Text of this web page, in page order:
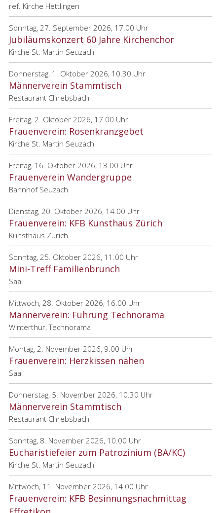
ref. Kirche Hettlingen
Sonntag, 27. September 2026, 17.00 Uhr
Jubiläumskonzert 60 Jahre Kirchenchor
Kirche St. Martin Seuzach
Donnerstag, 1. Oktober 2026, 10.30 Uhr
Männerverein Stammtisch
Restaurant Chrebsbach
Freitag, 2. Oktober 2026, 17.00 Uhr
Frauenverein: Rosenkranzgebet
Kirche St. Martin Seuzach
Freitag, 16. Oktober 2026, 13.00 Uhr
Frauenverein Wandergruppe
Bahnhof Seuzach
Dienstag, 20. Oktober 2026, 14.00 Uhr
Frauenverein: KFB Kunsthaus Zürich
Kunsthaus Zürich
Sonntag, 25. Oktober 2026, 11.00 Uhr
Mini-Treff Familienbrunch
Saal
Mittwoch, 28. Oktober 2026, 16.00 Uhr
Männerverein: Führung Technorama
Winterthur, Technorama
Montag, 2. November 2026, 9.00 Uhr
Frauenverein: Herzkissen nähen
Saal
Donnerstag, 5. November 2026, 10.30 Uhr
Männerverein Stammtisch
Restaurant Chrebsbach
Sonntag, 8. November 2026, 10.00 Uhr
Eucharistiefeier zum Patrozinium (BA/KC)
Kirche St. Martin Seuzach
Mittwoch, 11. November 2026, 14.00 Uhr
Frauenverein: KFB Besinnungsnachmittag